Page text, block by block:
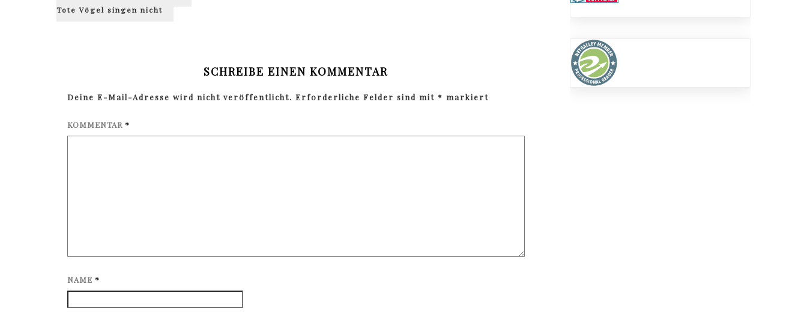
Tote Vögel singen nicht
SCHREIBE EINEN KOMMENTAR
Deine E-Mail-Adresse wird nicht veröffentlicht. Erforderliche Felder sind mit * markiert
KOMMENTAR *
NAME *